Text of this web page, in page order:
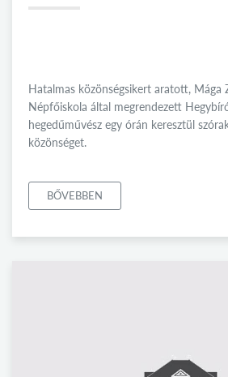
Hatalmas közönségsikert aratott, Mága
Népfőiskola által megrendezett
hegedűművész egy órán keresztül
közönséget.
BŐVEBBEN